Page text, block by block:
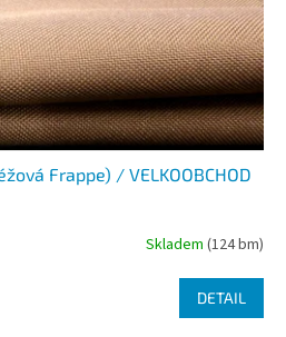
Frappe) / VELKOOBCHOD
Skladem (124 bm)
DETAIL